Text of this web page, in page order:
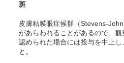
斑
皮膚粘膜眼症候群（Stevens-
があらわれることがあるので、
認められた場合には投与を中止し
と。